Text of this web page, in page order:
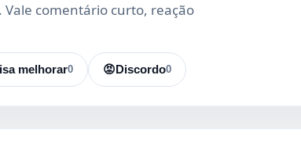
comentário curto, reação
0
melhorar 😡 0
Discordo